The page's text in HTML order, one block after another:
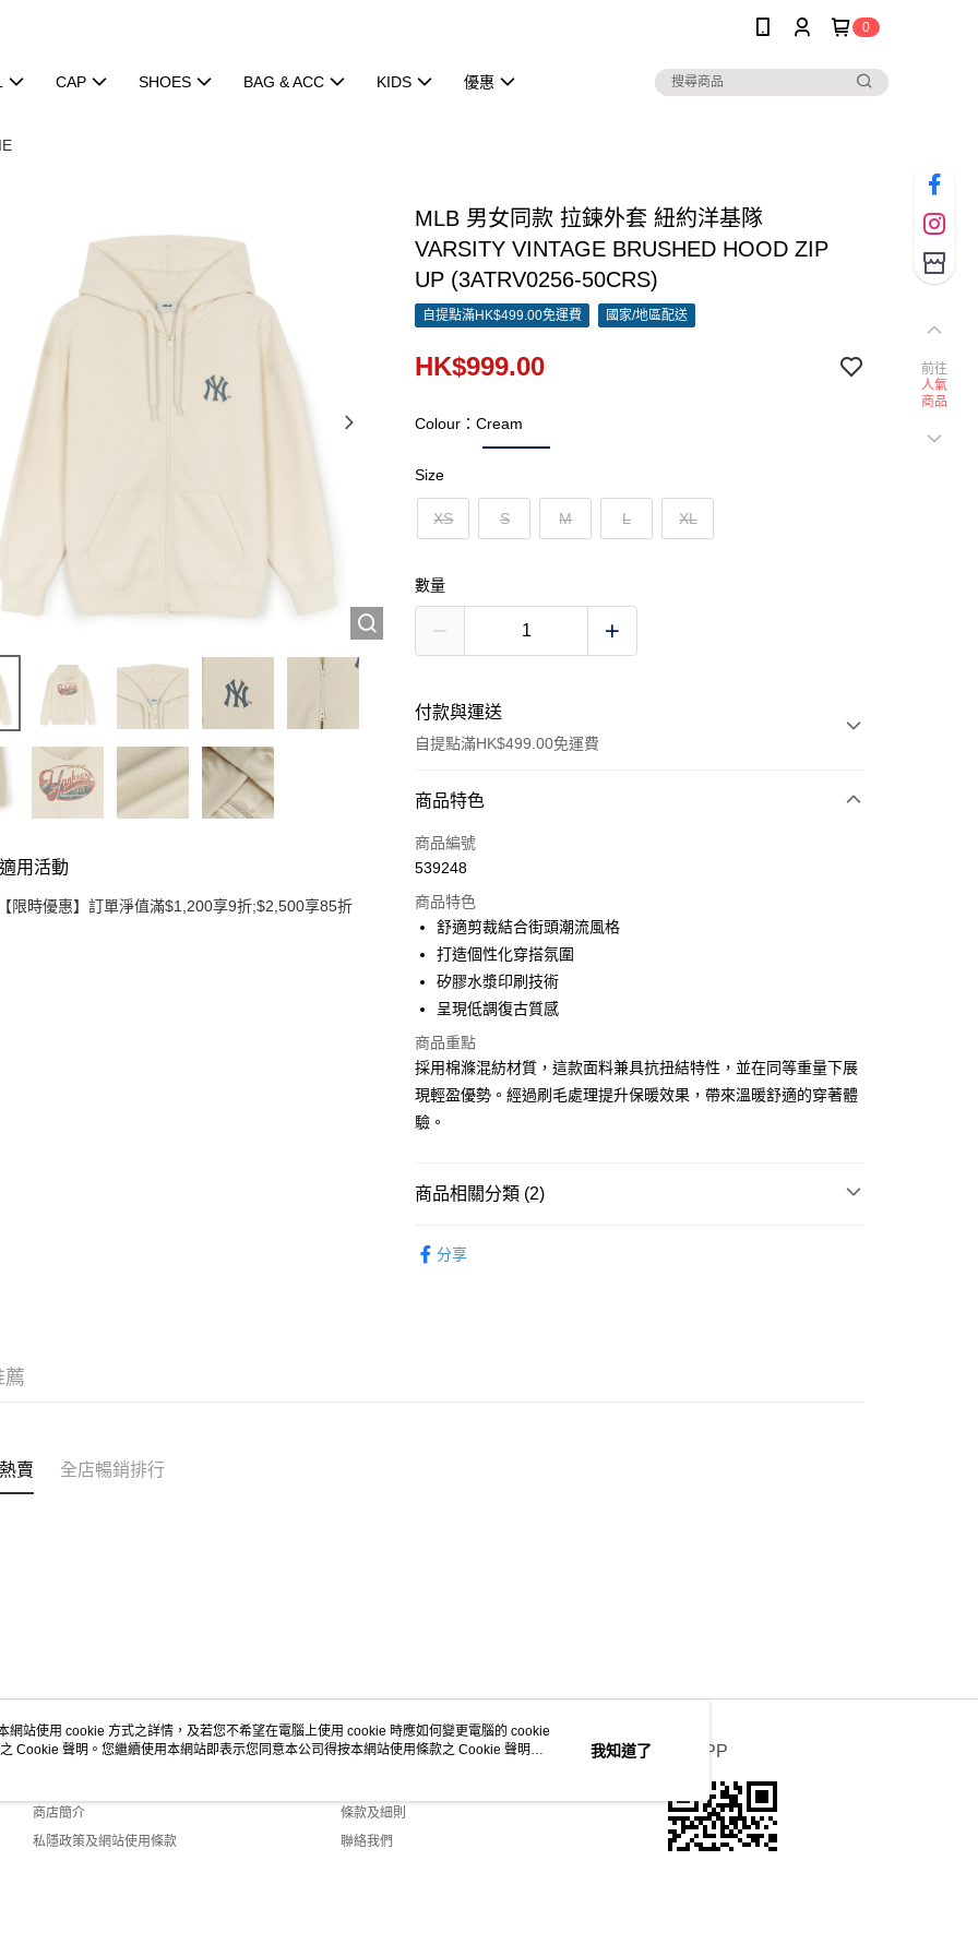
0
CAP SHOES BAG & ACC KIDS 優惠
用活動
限時優惠】訂單淨值滿$1,200享9折;$2,500享85折
MLB 男女同款 拉鍊外套 紐約洋基隊
VARSITY VINTAGE BRUSHED HOOD ZIP
UP (3ATRV0256-50CRS)
自提點滿HK$499.00免運費 國家/地區配送
HK$999.00
Colour：Cream
Size
XS S M L XL
數量
付款與運送
自提點滿HK$499.00免運費
付款方式
信用卡
Google Pay
AlipayHK
WeChat Pay
送貨方式
付款後順豐站及營業點
付款後順豐合作便利店
送貨上門免運優惠
商品特色
商品編號
539248
商品特色
舒適剪裁結合街頭潮流風格
打造個性化穿搭氛圍
矽膠水漿印刷技術
呈現低調復古質感
商品重點
採用棉滌混紡材質，這款面料兼具抗扭結特性，並在同等重量下展
現輕盈優勢。經過刷毛處理提升保暖效果，帶來溫暖舒適的穿著體
驗。
商品相關分類 (2)
分享
薦
賣 全店暢銷排行
關於我們
商店簡介
私隱政策及網站使用條款
客戶服務
條款及細則
聯絡我們
官方APP
前往
人氣
商品
網站使用 cookie 方式之詳情，及若您不希望在電腦上使用 cookie 時應如何變更電腦的 cookie
Cookie 聲明。您繼續使用本網站即表示您同意本公司得按本網站使用條款之 Cookie 聲明使
我知道了